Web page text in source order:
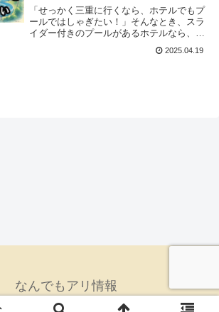
「せっかく三重に行くなら、ホテルでもプ
ールではしゃぎたい！」そんなとき、スラ
イダー付きのプールがあるホテルなら、楽
県で【プール＆スライダー】が楽しめるホ
2025.04.19
なんでもアリ情報
© 2018 なんでもアリ情報.